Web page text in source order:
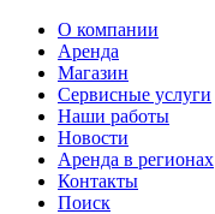
О компании
Аренда
Магазин
Сервисные услуги
Наши работы
Новости
Аренда в регионах
Контакты
Поиск